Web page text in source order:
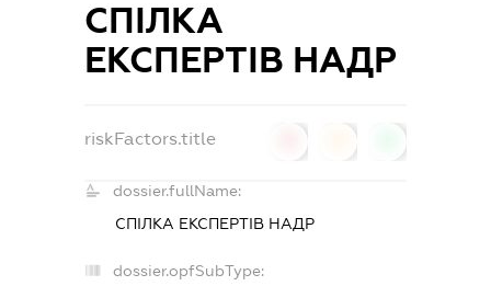
СПІЛКА
ЕКСПЕРТІВ НАДР
riskFactors.title
dossier.fullName:
СПІЛКА ЕКСПЕРТІВ НАДР
dossier.opfSubType: